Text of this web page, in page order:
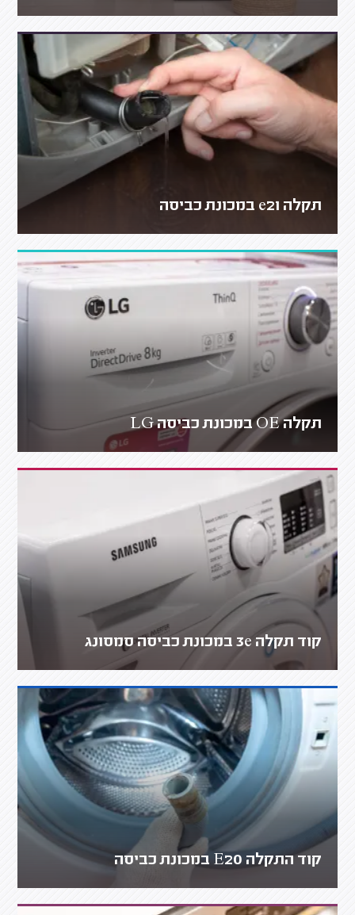
תקלה e21 במכונת כביסה
תקלה OE במכונת כביסה LG
קוד תקלה 3e במכונת כביסה סמסונג
קוד התקלה E20 במכונת כביסה